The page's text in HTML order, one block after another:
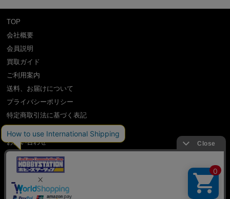
TOP
会社概要
会員説明
買取ガイド
ご利用案内
送料、お届けについて
プライバシーポリシー
特定商取引法に基づく表記
お問い合わせ
利用規約
International Shipping Guidance